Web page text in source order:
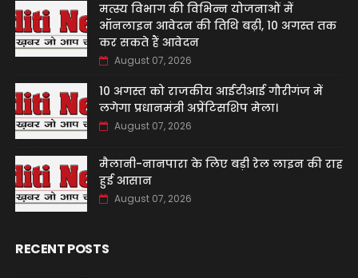
मत्स्य विभाग की विभिन्न योजनाओं में
ऑनलाइन आवेदन की तिथि बढ़ी, 10 अगस्त तक
कर सकते हैं आवेदन
August 07, 2026
10 अगस्त को राजकीय आईटीआई गौरीगंज में
लगेगा प्रधानमंत्री अप्रेंटिसशिप मेला।
August 07, 2026
मैलानी-नानपारा के लिए बड़ी रेल लाइन की राह
हुई आसान
August 07, 2026
RECENT POSTS